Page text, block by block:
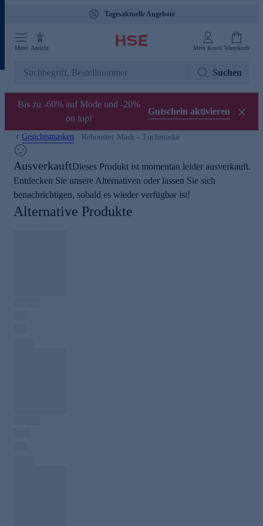
Tagesaktuelle Angebote
Menü Ansicht Mein Konto Warenkorb
Suchen
Bis zu -60% auf Mode und -20%
on top!
Gutschein aktivieren
Gesichtsmasken Rebooster Mask - Tuchmaske
AusverkauftDieses Produkt ist momentan leider ausverkauft.
Entdecken Sie unsere Alternativen oder lassen Sie sich
benachrichtigen, sobald es wieder verfügbar ist!
Alternative Produkte